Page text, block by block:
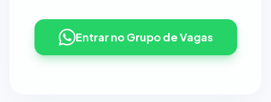
Entrar no Grupo de Vagas